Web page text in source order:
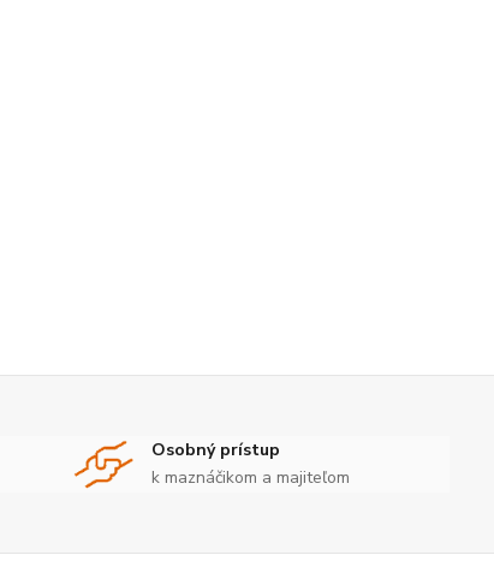
Osobný prístup
k maznáčikom a majiteľom